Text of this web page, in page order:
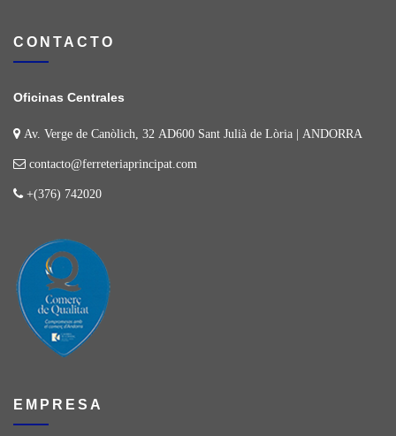
CONTACTO
Oficinas Centrales
Av. Verge de Canòlich, 32 AD600 Sant Julià de Lòria | ANDORRA
contacto@ferreteriaprincipat.com
+(376) 742020
EMPRESA